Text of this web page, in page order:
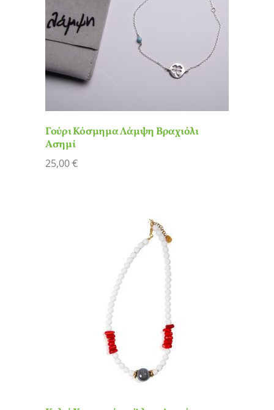
Γούρι Κόσμημα Λάμψη Βραχιόλι
Ασημί
25,00€